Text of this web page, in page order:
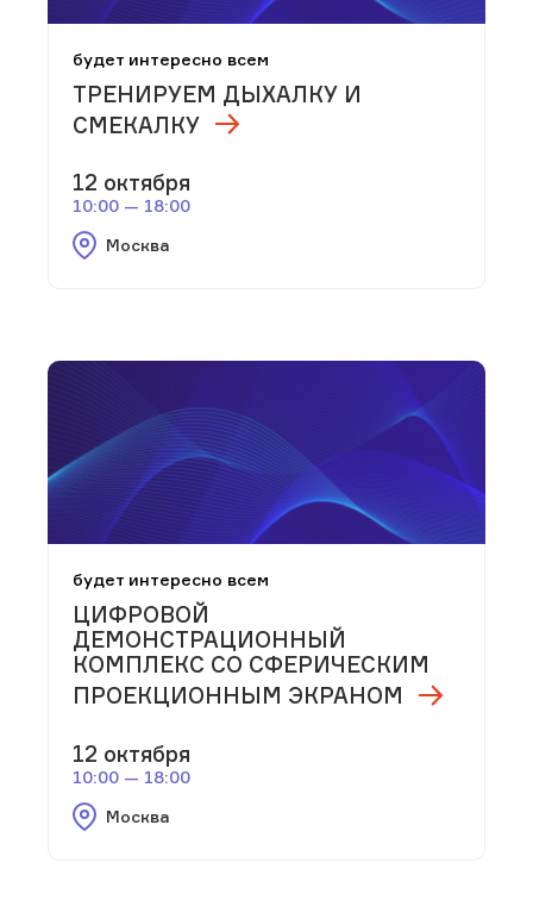
будет интересно всем
ТРЕНИРУЕМ ДЫХАЛКУ И
СМЕКАЛКУ
12 октября
10:00 — 18:00
Москва
будет интересно всем
ЦИФРОВОЙ
ДЕМОНСТРАЦИОННЫЙ
КОМПЛЕКС СО СФЕРИЧЕСКИМ
ПРОЕКЦИОННЫМ ЭКРАНОМ
12 октября
10:00 — 18:00
Москва